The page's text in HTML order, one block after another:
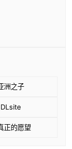
洲之子
DLsite
正的愿望